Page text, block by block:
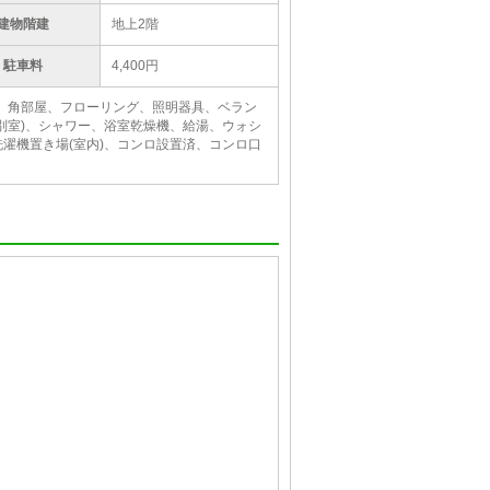
物階建 地上2階
駐車料 4,400円
部屋、フローリング、照明器具、ベラン
)、シャワー、浴室乾燥機、給湯、ウォシ
機置き場(室内)、コンロ設置済、コンロ口